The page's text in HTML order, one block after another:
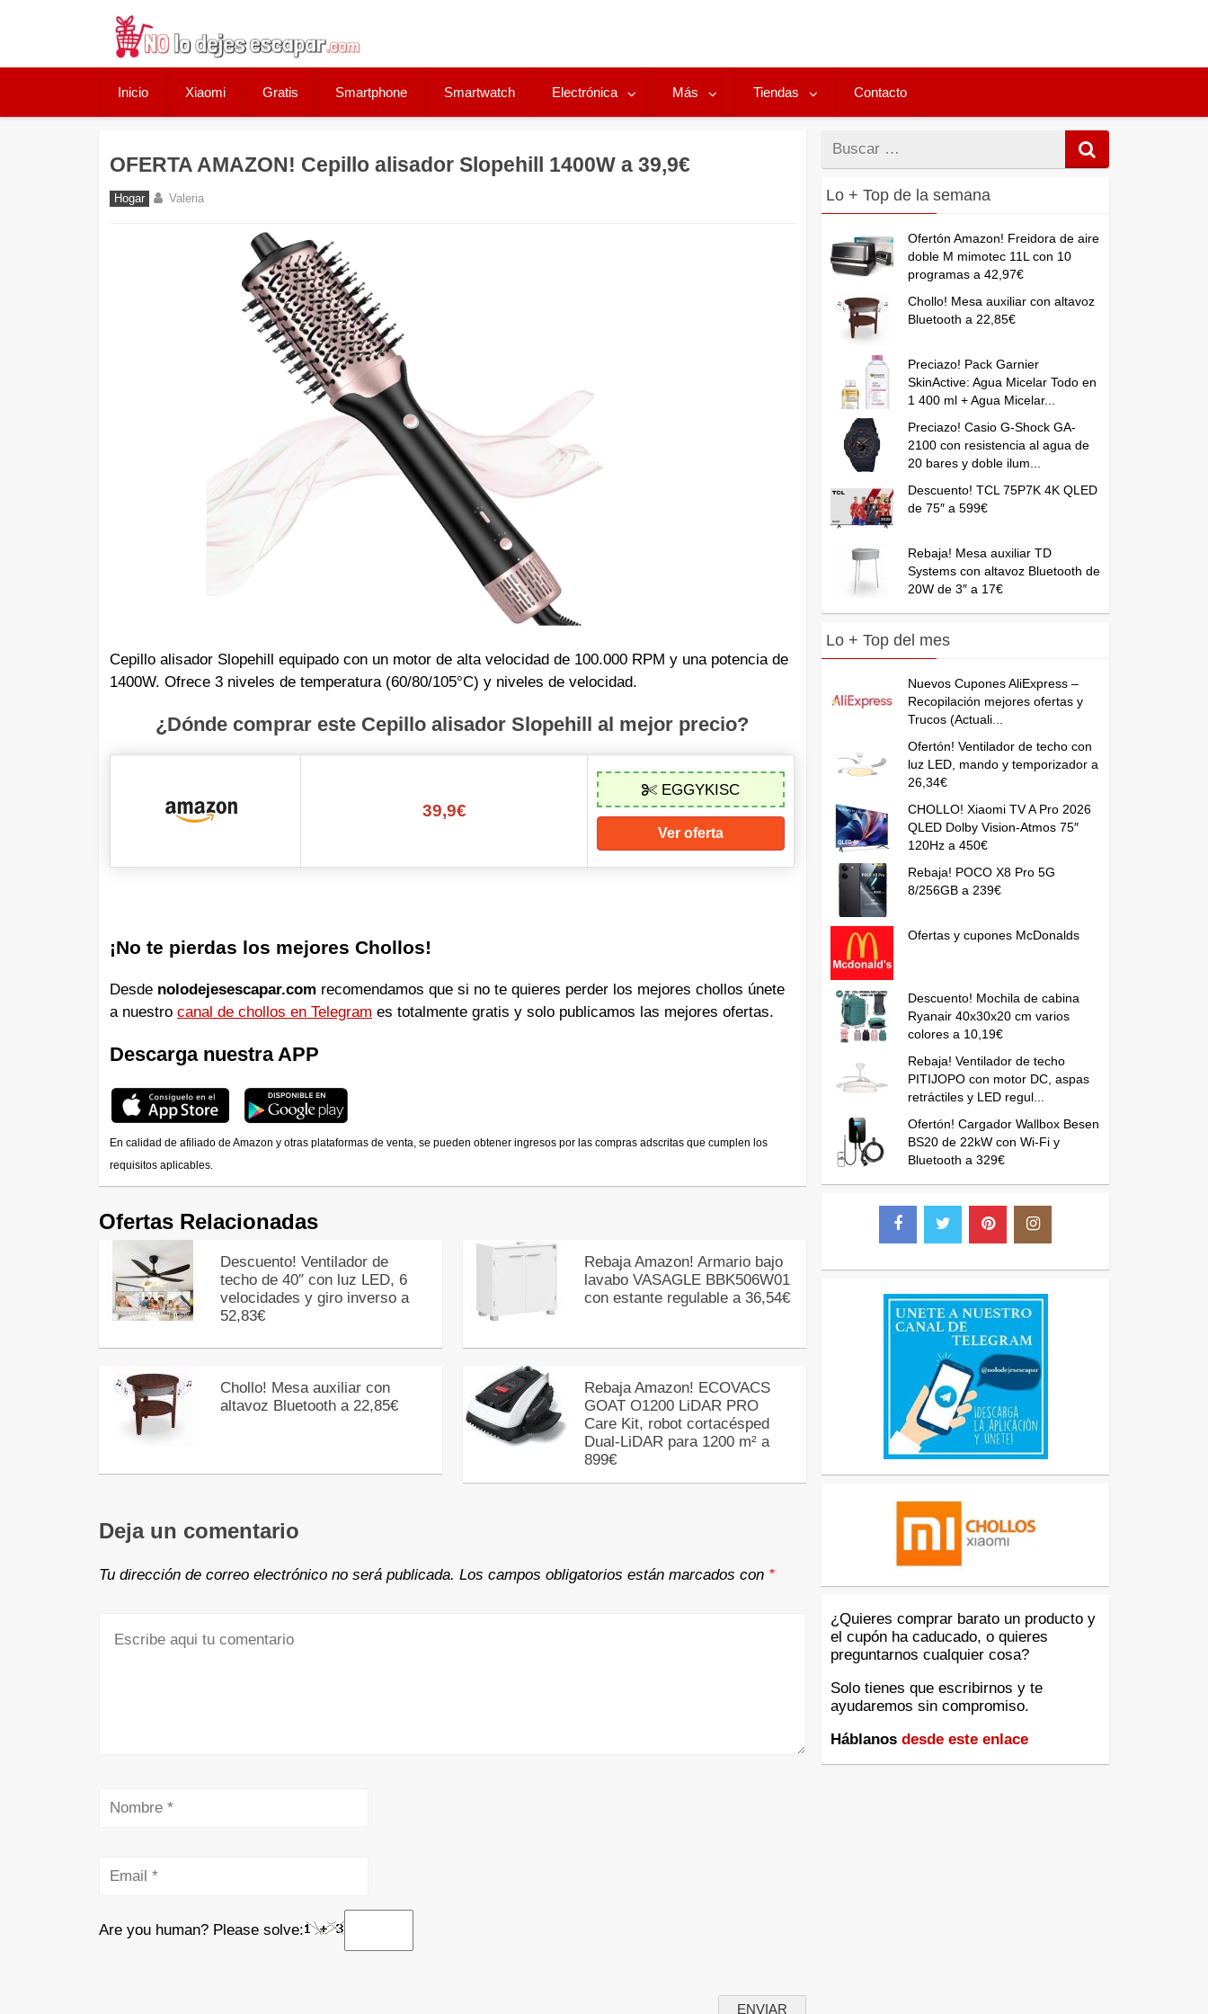
Inicio Xiaomi Gratis Smartphone Smartwatch Electrónica Más Tiendas Contacto
OFERTA AMAZON! Cepillo alisador Slopehill 1400W a 39,9€
Hogar Valeria
Cepillo alisador Slopehill equipado con un motor de alta velocidad de 100.000 RPM y una potencia de
1400W. Ofrece 3 niveles de temperatura (60/80/105°C) y niveles de velocidad.
¿Dónde comprar este Cepillo alisador Slopehill al mejor precio?
39,9€
EGGYKISC
Ver oferta
¡No te pierdas los mejores Chollos!
Desde nolodejesescapar.com recomendamos que si no te quieres perder los mejores chollos únete
a nuestro canal de chollos en Telegram es totalmente gratis y solo publicamos las mejores ofertas.
Descarga nuestra APP
En calidad de afiliado de Amazon y otras plataformas de venta, se pueden obtener ingresos por las compras adscritas que cumplen los
requisitos aplicables.
Ofertas Relacionadas
Descuento! Ventilador de
techo de 40″ con luz LED, 6
velocidades y giro inverso a
52,83€
Rebaja Amazon! Armario bajo
lavabo VASAGLE BBK506W01
con estante regulable a 36,54€
Chollo! Mesa auxiliar con
altavoz Bluetooth a 22,85€
Rebaja Amazon! ECOVACS
GOAT O1200 LiDAR PRO
Care Kit, robot cortacésped
Dual-LiDAR para 1200 m² a
899€
Deja un comentario
Tu dirección de correo electrónico no será publicada. Los campos obligatorios están marcados con *
Are you human? Please solve:
Buscar
por
Lo + Top de la semana
Ofertón Amazon! Freidora de aire
doble M mimotec 11L con 10
programas a 42,97€
Chollo! Mesa auxiliar con altavoz
Bluetooth a 22,85€
Preciazo! Pack Garnier
SkinActive: Agua Micelar Todo en
1 400 ml + Agua Micelar...
Preciazo! Casio G-Shock GA-
2100 con resistencia al agua de
20 bares y doble ilum...
Descuento! TCL 75P7K 4K QLED
de 75″ a 599€
Rebaja! Mesa auxiliar TD
Systems con altavoz Bluetooth de
20W de 3″ a 17€
Lo + Top del mes
Nuevos Cupones AliExpress –
Recopilación mejores ofertas y
Trucos (Actuali...
Ofertón! Ventilador de techo con
luz LED, mando y temporizador a
26,34€
CHOLLO! Xiaomi TV A Pro 2026
QLED Dolby Vision-Atmos 75″
120Hz a 450€
Rebaja! POCO X8 Pro 5G
8/256GB a 239€
Ofertas y cupones McDonalds
Descuento! Mochila de cabina
Ryanair 40x30x20 cm varios
colores a 10,19€
Rebaja! Ventilador de techo
PITIJOPO con motor DC, aspas
retráctiles y LED regul...
Ofertón! Cargador Wallbox Besen
BS20 de 22kW con Wi-Fi y
Bluetooth a 329€
¿Quieres comprar barato un producto y
el cupón ha caducado, o quieres
preguntarnos cualquier cosa?
Solo tienes que escribirnos y te
ayudaremos sin compromiso.
Háblanos desde este enlace